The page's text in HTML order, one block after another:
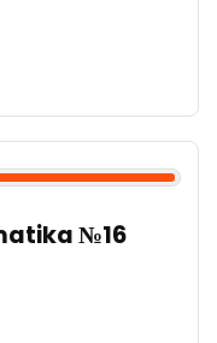
№16